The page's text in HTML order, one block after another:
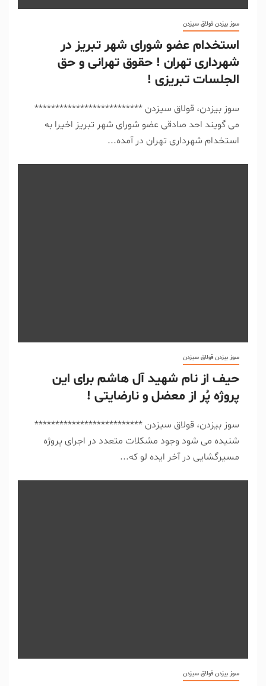
سوز بیزدن قولاق سیزدن
استخدام عضو شورای شهر تبریز در
شهرداری تهران ! حقوق تهرانی و حق
الجلسات تبریزی !
سوز بیزدن، قولاق سیزدن **************************
می گویند احد صادقی عضو شورای شهر تبریز اخیرا به
استخدام شهرداری تهران در آمده...
سوز بیزدن قولاق سیزدن
حیف از نام شهید آل هاشم برای این
پروژه پُر از معضل و نارضایتی !
سوز بیزدن، قولاق سیزدن **************************
شنیده می شود وجود مشکلات متعدد در اجرای پروژه
مسیرگشایی در آخر ایده لو که...
سوز بیزدن قولاق سیزدن